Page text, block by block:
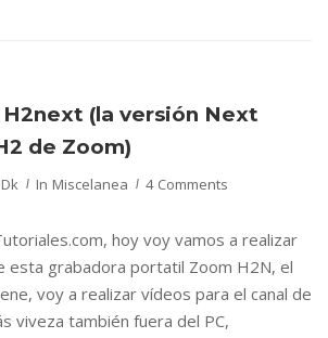
(la versión Next
de Zoom)
In Miscelanea 4 Comments
hoy voy vamos a realizar
esta grabadora portatil Zoom H2N, el
voy a realizar vídeos para el canal de
viveza también fuera del PC,